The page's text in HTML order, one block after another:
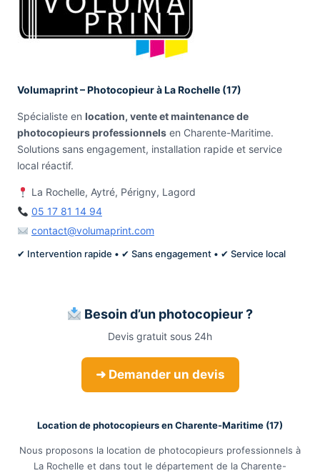
Volumaprint – Photocopieur à La Rochelle (17)
Spécialiste en location, vente et maintenance de
photocopieurs professionnels en Charente-Maritime.
Solutions sans engagement, installation rapide et service
local réactif.
La Rochelle, Aytré, Périgny, Lagord
05 17 81 14 94
contact@volumaprint.com
✔ Intervention rapide • ✔ Sans engagement • ✔ Service local
Besoin d’un photocopieur ?
Devis gratuit sous 24h
➜ Demander un devis
Location de photocopieurs en Charente-Maritime (17)
Nous proposons la location de photocopieurs professionnels à
La Rochelle et dans tout le département de la Charente-